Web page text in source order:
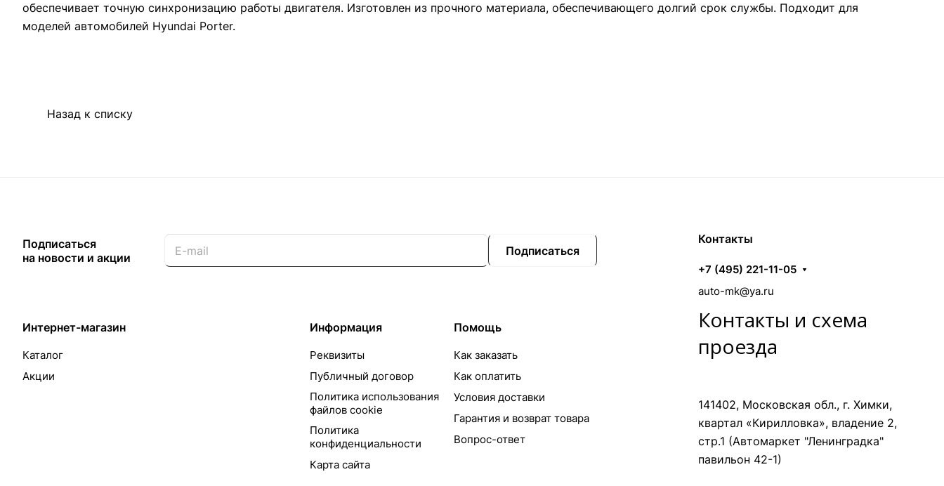
обеспечивает точную синхронизацию работы двигателя. Изготовлен из прочного материала, обеспечивающего долгий срок службы. Подходит для
моделей автомобилей Hyundai Porter.
Назад к списку
Подписаться
на новости и акции
Подписаться
Интернет-магазин
Каталог
Акции
Информация
Реквизиты
Публичный договор
Политика использования
файлов cookie
Политика
конфиденциальности
Карта сайта
Помощь
Как заказать
Как оплатить
Условия доставки
Гарантия и возврат товара
Вопрос-ответ
Контакты
+7 (495) 221-11-05
auto-mk@ya.ru
Контакты и схема
проезда
141402, Московская обл., г. Химки,
квартал «Кирилловка», владение 2,
стр.1 (Автомаркет "Ленинградка"
павильон 42-1)